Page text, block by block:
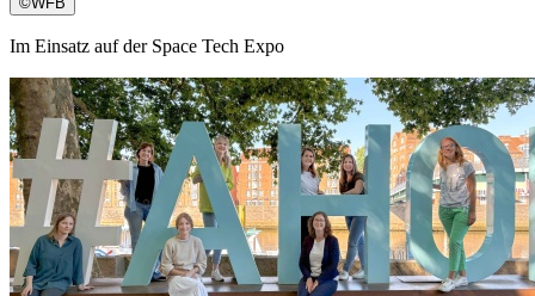
Im Einsatz auf der Space Tech Expo